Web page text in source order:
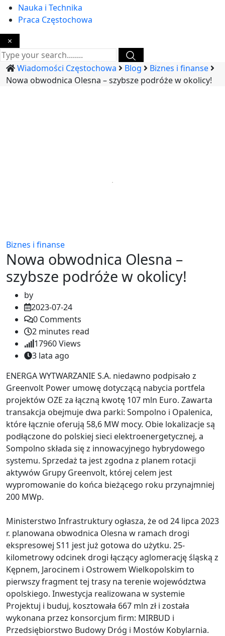
Nauka i Technika
Praca Częstochowa
×
Wiadomości Częstochowa Blog
Biznes i finanse
Nowa obwodnica Olesna – szybsze podróże w okolicy!
Biznes i finanse
Nowa obwodnica Olesna –
szybsze podróże w okolicy!
by
2023-07-24
0 Comments
2 minutes read
17960Views
3 lata ago
ENERGA WYTWARZANIE S.A. niedawno podpisało z
Greenvolt Power umowę dotyczącą nabycia portfela
projektów OZE za łączną kwotę 107 mln Euro. Zawarta
transakcja obejmuje dwa parki: Sompolno i Opalenica,
które łącznie oferują 58,6 MW mocy. Obie lokalizacje są
podłączone do polskiej sieci elektroenergetycznej, a
Sompolno składa się z innowacyjnego hybrydowego
systemu. Sprzedaż ta jest zgodna z planem rotacji
aktywów Grupy Greenvolt, której celem jest
wypromowanie do końca bieżącego roku przynajmniej
200 MWp.
Ministerstwo Infrastruktury ogłasza, że od 24 lipca 2023
r. planowana obwodnica Olesna w ramach drogi
ekspresowej S11 jest już gotowa do użytku. 25-
kilometrowy odcinek drogi łączący aglomerację śląską z
Kępnem, Jarocinem i Ostrowem Wielkopolskim to
pierwszy fragment tej trasy na terenie województwa
opolskiego. Inwestycja realizowana w systemie
Projektuj i buduj, kosztowała 667 mln zł i została
wykonana przez konsorcjum firm: MIRBUD i
Przedsiębiorstwo Budowy Dróg i Mostów Kobylarnia.